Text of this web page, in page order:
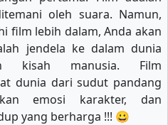
oleh suara. Namun,
film lebih dalam, Anda akan
jendela ke dalam dunia
kisah manusia. Film
dunia dari sudut pandang
emosi karakter, dan
yang berharga !!! 😀